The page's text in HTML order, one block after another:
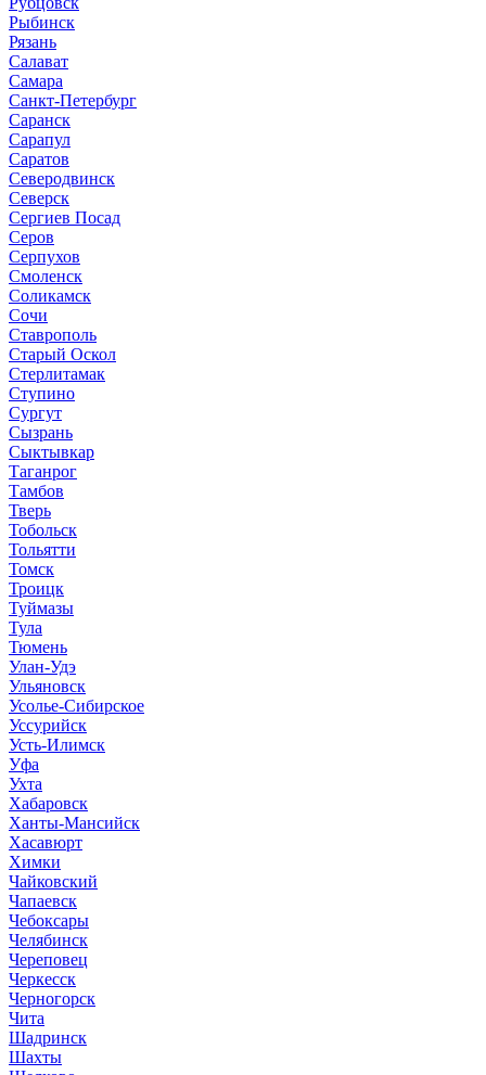
Рыбинск
Рязань
Салават
Самара
Санкт-Петербург
Саранск
Сарапул
Саратов
Северодвинск
Северск
Сергиев Посад
Серов
Серпухов
Смоленск
Соликамск
Сочи
Ставрополь
Старый Оскол
Стерлитамак
Ступино
Сургут
Сызрань
Сыктывкар
Таганрог
Тамбов
Тверь
Тобольск
Тольятти
Томск
Троицк
Туймазы
Тула
Тюмень
Улан-Удэ
Ульяновск
Усолье-Сибирское
Уссурийск
Усть-Илимск
Уфа
Ухта
Хабаровск
Ханты-Мансийск
Хасавюрт
Химки
Чайковский
Чапаевск
Чебоксары
Челябинск
Череповец
Черкесск
Черногорск
Чита
Шадринск
Шахты